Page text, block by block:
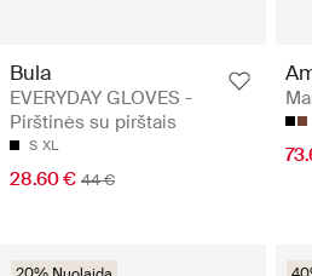
Bula
EVERYDAY GLOVES -
Pirštinės su pirštais
S XL
28.60 € 44 €